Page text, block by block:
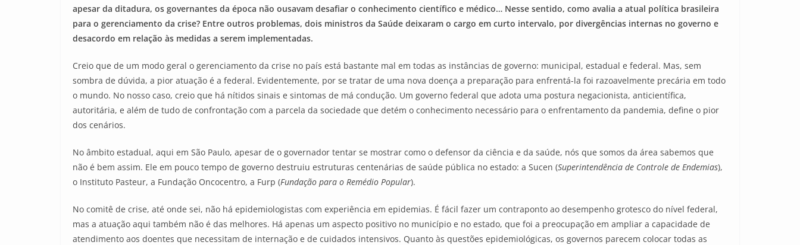
apesar da ditadura, os governantes da época não ousavam desafiar o conhecimento científico e médico… Nesse sentido, como avalia a atual política brasileira
para o gerenciamento da crise? Entre outros problemas, dois ministros da Saúde deixaram o cargo em curto intervalo, por divergências internas no governo e
desacordo em relação às medidas a serem implementadas.
Creio que de um modo geral o gerenciamento da crise no país está bastante mal em todas as instâncias de governo: municipal, estadual e federal. Mas, sem
sombra de dúvida, a pior atuação é a federal. Evidentemente, por se tratar de uma nova doença a preparação para enfrentá-la foi razoavelmente precária em todo
o mundo. No nosso caso, creio que há nítidos sinais e sintomas de má condução. Um governo federal que adota uma postura negacionista, anticientífica,
autoritária, e além de tudo de confrontação com a parcela da sociedade que detém o conhecimento necessário para o enfrentamento da pandemia, define o pior
dos cenários.
No âmbito estadual, aqui em São Paulo, apesar de o governador tentar se mostrar como o defensor da ciência e da saúde, nós que somos da área sabemos que
não é bem assim. Ele em pouco tempo de governo destruiu estruturas centenárias de saúde pública no estado: a Sucen (Superintendência de Controle de Endemias),
o Instituto Pasteur, a Fundação Oncocentro, a Furp (Fundação para o Remédio Popular).
No comitê de crise, até onde sei, não há epidemiologistas com experiência em epidemias. É fácil fazer um contraponto ao desempenho grotesco do nível federal,
mas a atuação aqui também não é das melhores. Há apenas um aspecto positivo no município e no estado, que foi a preocupação em ampliar a capacidade de
atendimento aos doentes que necessitam de internação e de cuidados intensivos. Quanto às questões epidemiológicas, os governos parecem colocar todas as